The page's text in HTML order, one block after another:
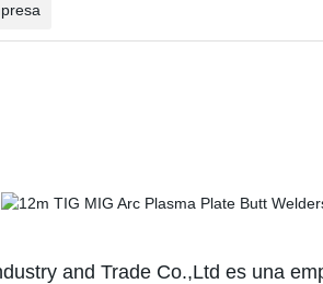
and Trade Co.,Ltd es una